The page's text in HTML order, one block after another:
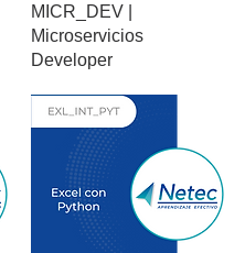
MICR_DEV |
Microservicios
Developer